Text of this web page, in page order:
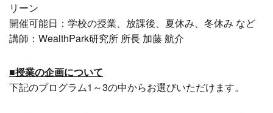
リーン
開催可能日：学校の授業、放課後、夏休み、冬休み など
講師：WealthPark研究所 所長 加藤 航介
■授業の企画について
下記のプログラム1～3の中からお選びいただけます。